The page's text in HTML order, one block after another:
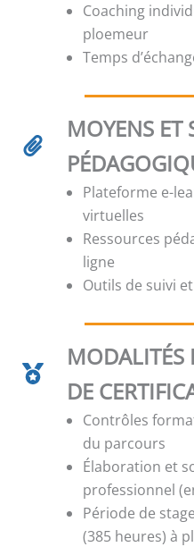
Coaching
ploemeur
Temps
MOYENS ET
Plateforme e-
virtuelles
Ressources
ligne
Outils de suivi
MODALITÉS
DE
Contrôles
du parcours
Élaboration et
professionnel
Période de
(385 heures) à